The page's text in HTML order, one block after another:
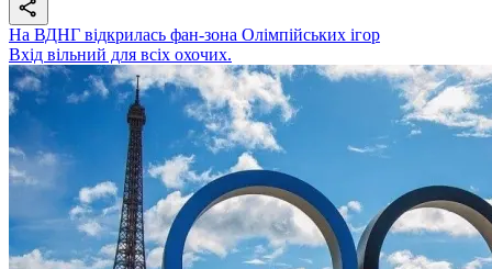
На ВДНГ відкрилась фан-зона Олімпійських ігор
Вхід вільний для всіх охочих.